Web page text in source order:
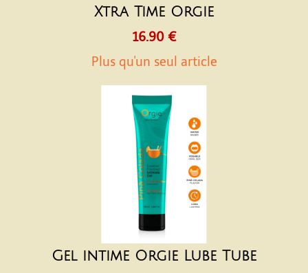
Xtra Time Orgie
16.90 €
Plus qu'un seul article
Gel intime Orgie Lube Tube